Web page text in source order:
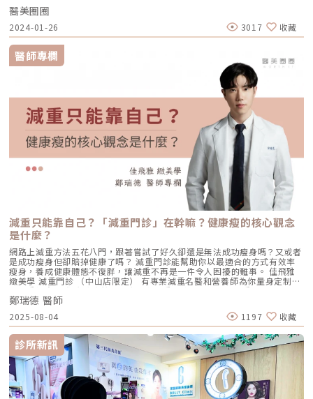
舒適度較高、術後幾乎沒有恢復期、一機就能達到減脂增肌等優勢。與鳳凰
電波的差異鳳凰電波是運用單極電波傳遞熱能來達到肌膚緊實的效果，而
EMSCULPT NEO不僅能改善鬆弛的肌膚，同時擁有減脂功效，更比電波及
冷凍減脂多了肌肉雕塑效果。EMSCULPT NEO適用於產後有腹直肌分離或
是輕微皮膚鬆弛的媽媽，可以改善產後腹直肌分離以及肚皮鬆弛；辦公室長
期久坐、肌少型肥胖、運動加節食還是無法消除局部肥胖等泡芙人以及有掰
掰袖或是BMI介於24-35的族群，都可藉由黑科技EMSCULPT NEO的輔助來
雕塑體態。各年齡層的體雕規劃初樂極致美學診所鄭雅瑜醫師表示，年輕族
群較不容易出現肌膚鬆弛的情況（視體質或生活習慣會有影響），如果是有
脂肪堆積，有減脂可以使用冷凍減脂或是超音波溶脂，肌膚沒有鬆弛情況則
不用搭配電波療程。40或是50歲後的中壯年族群，除了脂肪堆積問題，肌
力流失情況也比年輕族群嚴重，當肌肉流失，表皮失去支撐力，肌膚鬆弛問
題也會發生，鄭雅瑜醫師建議此時就需要減脂、增肌、緊實同時進行，雖然
各年齡層的身體需求問題都不同，但絕大多數都還是在意脂肪過多，再者是
肌肉量不足及肌膚鬆弛，以往都是不同機器來搭配使用，現在有EMSCULPT
NEO能符合需求同時達到這三項效果，讓各年齡層在意的問題都可涵蓋到︒
此外如果屬於脂肪堆積情況較嚴重，鄭雅瑜醫師也建議可以搭配瘦瘦針抑制
食慾，達到更好的減脂效果。每個人體質以及身體狀況不同，每台體雕儀器
也有各自擅長的項目，在體雕療程選擇上建議先與專業醫師溝通想達到的效
果及預算，由醫師針對情況客製化體雕療程，找出最適合你的方式，雕塑出
理想的健康好體態。❤️初樂極緻美學❤️??YouTube 頻道??
https://m.youtube.com/@user-nl6hg2ly8m❤️Dr. Clara 鄭雅瑜院長粉絲
專頁https://pse.is/3mr5av❤️初樂極緻美學官方網頁
https://cjtrueloveblog.com❤️看更多鄭雅瑜醫師精彩案例
https://worthit.com.tw/content/doctor/142/case
現自我形象的方式。有部分患有女乳症的男性，也有改善較女性化胸部的需
求。在台灣，如果要進行變性手術需獲得醫生的核可，然而平胸手術則沒有
類似的規範和限制。關於平胸手術的相關資訊，包括平胸手術手術後遺症、
會有哪些風險和併發症，以及術前術後注意事項等相關資訊，小編一次告訴
你。平胸手術與縮胸手術的差異平胸手術主要在降低胸部的突出度，在外觀
上看起來更平坦。主要針對女性同志或男性女乳症患者，以滿足外表上的需
求。縮胸手術通常指的是將胸部大小縮小的手術，包括了降低乳房大小，還
可能包含改善胸部形狀和輪廓。以下是平胸手術與縮胸手術的比較表格，讓
要針對女性同志或男性女乳症患者 涵蓋女性同志、男性女乳症患者等多種
個人需求 女同志 想讓胸部縮小並提升者 變性者 手術目的 降低胸部的突
出度 看起來更平坦 減小胸部大小外 可能包括改善形狀和輪廓 手術程度 較
為單一 主要針對胸部平坦化 可能包含多個方面 取決於個人需求和期望 醫療
規範 台灣平胸手術無需醫生核可 若涉及變性，則需要經過醫生核可 是否能
哺乳 日後無法哺乳 日後能哺乳 平胸手術會有哪些後遺症？平胸手術的結果
將導致未來無法進行哺乳，同時也無法讓乳房再次自然生長。在手術過程
中，若需要重新安置乳頭位置，可能會引起乳頭暫時或永久性缺乏敏感。平
胸手術會有哪些併發症嗎？包括血腫、手術傷口癒合不完全、乳暈乳頭會發
生壞死的情況、呈現凹凸不平、以及會出現多餘的皮膚等。因此，選擇經驗
豐富且專業的平胸手術醫師，能夠降低併發症的風險，還能針對併發症進行
妥善處理，以確保術後外觀達到理想效果。平胸手術術前注意事項 進行平
胸手術前，與醫師進行充分的溝通以評估手術的適切性和選擇適當的手術方
式。同時應意識到平胸手術的不可逆性，需謹慎作出決定。 特定情況下，
可能不適合進行平胸手術，包括曾進行過大型手術、患有蟹足腫或容易形成
肥厚疤痕的體質、過敏體質、凝血機制異常、有嚴重疤痕體質、患有糖尿
病、以及正在懷孕或哺乳的情況，應在事前告知醫師。 手術前1週應戒菸。
應在術前2週停用活血健康食品，例如紅麴、人蔘、銀杏、葡萄籽、避孕藥
和抗凝血劑，如阿斯匹靈。 術前需素顏，並卸除指甲油，飾品、假牙、隱
形眼鏡等需事前拔除。手術當天應避免自行駕車。 如需全身麻醉，術前8小
時應禁食，這些預防措施有助於確保手術進行順利和患者的安全。平胸手術
術後注意事項 需定期回進行追蹤，由醫師診斷引流管是否卸除、傷口恢復
是否良好。 如果經醫師判斷需要進行二次手術，需等待傷口完全復原，通
常需在術後6至8個月後才能進行二次手術。 手術後應避免吸菸和暴露於二
手煙，同時忌口酒、海鮮、辣椒等刺激性食物，並盡量避免熬夜。 在術後
的第1個月內應避免提重物，並在術後2週內避免服用避孕藥和抗凝血劑，如
阿斯匹靈。 根據醫師的囑咐，患者應依方案服用口服或外用藥物，同時按
照指示穿戴彈性繃帶或塑身衣，以確保手術效果的達到最佳狀態。延伸閱
讀：拋開束縛，展現自我！解析平胸手術費用和類型★溫馨提醒★小編要提
醒大家，醫療並非單純的商業交易，所有的療程都伴隨著風險。因此，作為
消費者應該謹慎選擇合適的醫療方案，以確保安全與健康。
醫美圈圈
2024-01-26 3017 收藏
醫師專欄
減重只能靠自己？「減重門診」在幹嘛？健康瘦的核心觀念
是什麼？
網路上減重方法五花八門，跟著嘗試了好久卻還是無法成功瘦身嗎？又或者
是成功瘦身但卻賠掉健康了嗎？ 減重門診能幫助你以最適合的方式有效率
瘦身，養成健康體態不復胖，讓減重不再是一件令人困擾的難事。 佳飛雅
緻美學 減重門診 （中山店限定） 有專業減重名醫和營養師為你量身定制專
屬減重計畫 讓你脂肪消散，健康瘦身！重點摘要：00:23 減重門診到底是
在做什麼呢？01:12 什麼人不適合168斷食？02:15 健康瘦身方式是什麼
呢？03:36 什麼樣的人適合減重門診？05:19 全身上下哪一個部位最難瘦？
👉佳飛雅醫美集團youtobe頻道👉佳飛雅醫美集團FB粉絲專頁👉佳飛雅醫
美集團IG👉佳飛雅 緻美學官網關注👉鄭瑞德醫師FB關注👉鄭瑞德醫師IG
佳飛雅 緻美學（中山店）一對一👉line諮詢地址：台北市中山區中山北路
二段39巷18號 (捷運中山站Exit3)電話：(02)7701-8385
鄭瑞德 醫師
2025-08-04 1197 收藏
診所新訊